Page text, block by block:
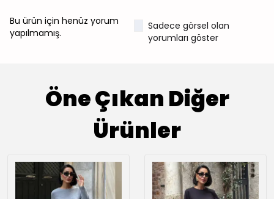
Bu ürün için henüz yorum
yapılmamış.
Sadece görsel olan
yorumları göster
Öne Çıkan Diğer
Ürünler